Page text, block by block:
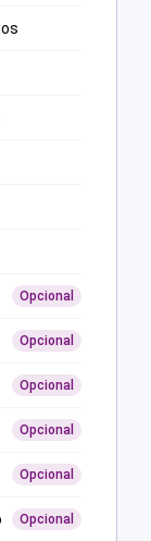
Opcional
Opcional
Opcional
Opcional
Opcional
Opcional